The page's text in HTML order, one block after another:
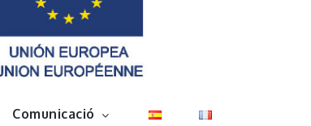
Comunicació